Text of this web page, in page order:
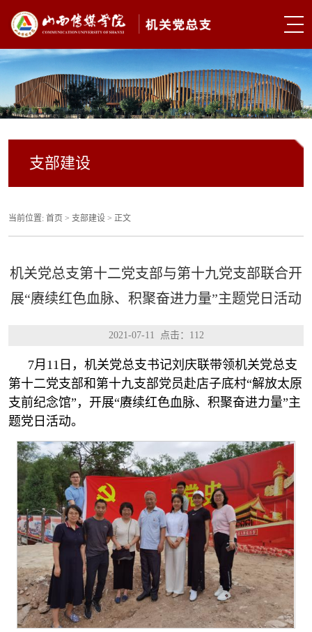
支部建设
当前位置: 首页 > 支部建设 > 正文
机关党总支第十二党支部与第十九党支部联合开
展“赓续红色血脉、积聚奋进力量”主题党日活动
2021-07-11 点击： 112
7月11日，机关党总支书记刘庆联带领机关党总支
第十二党支部和第十九支部党员赴店子底村“解放太原
支前纪念馆”，开展“赓续红色血脉、积聚奋进力量”主
题党日活动。